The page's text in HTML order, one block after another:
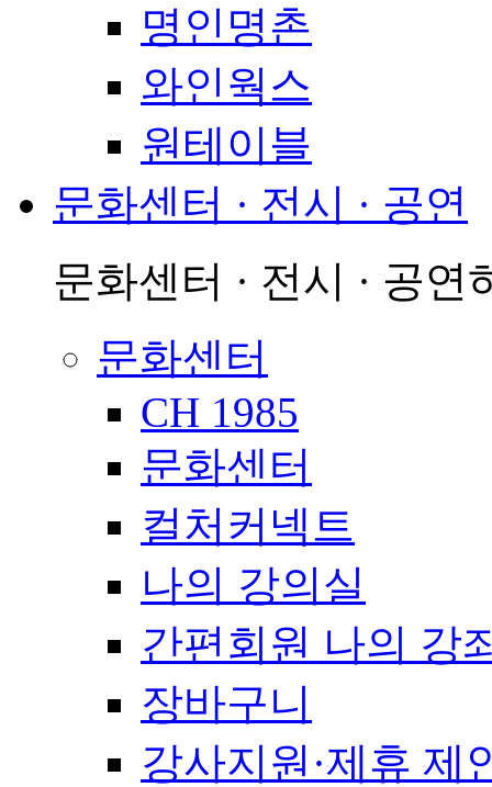
명인명촌
와인웍스
원테이블
문화센터 · 전시 · 공연
문화센터 · 전시 · 공연
문화센터
CH 1985
문화센터
컬처커넥트
나의 강의실
간편회원 나의 강
장바구니
강사지원·제휴 제